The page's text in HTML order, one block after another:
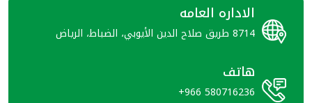
الاداره العامه
8714 طريق صلاح الدين الأيوبي، الضباط، الرياض
هاتف
+966 580716236